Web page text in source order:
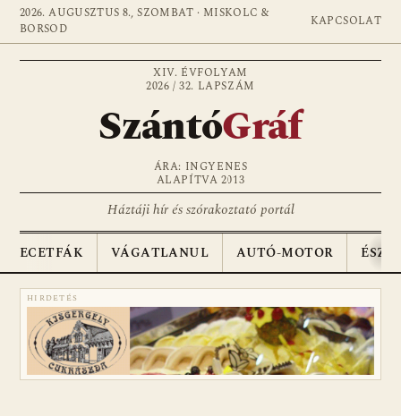
2026. AUGUSZTUS 8., SZOMBAT · MISKOLC &
BORSOD
KAPCSOLAT
XIV. ÉVFOLYAM
2026 / 32. LAPSZÁM
SzántóGráf
ÁRA: INGYENES
ALAPÍTVA 2013
Háztáji hír és szórakoztató portál
ECETFÁK VÁGATLANUL AUTÓ-MOTOR
HIRDETÉS